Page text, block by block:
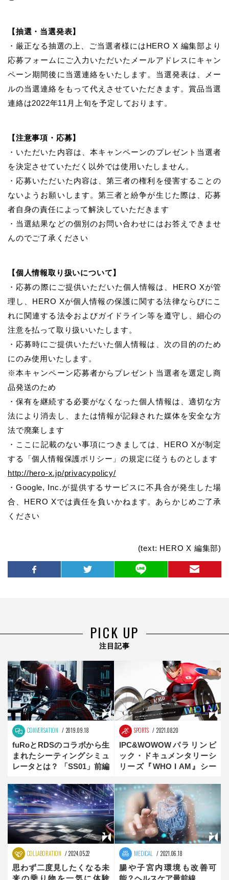
【抽選・当選発表】
・厳正なる抽選の上、ご当選者様にはHERO X 編集部より
応募フォームにご入力いただいたメールアドレスにキャン
ペーン期間後に当選連絡をいたします。当選発表は、メー
ルの当選連絡をもって代えさせていただきます。賞品当選
連絡は2022年11月上旬を予定しております。
【注意事項・応募】
・いただいた内容は、本キャンペーンのプレゼント当選者
を決定させていただく以外では使用いたしません。
・応募いただいた内容は、第三者の権利を侵害することの
ないようお願いします。第三者と紛争が生じた際は、応募
者自身の責任によって解決していただきます
・当選結果などの個別のお問い合わせにはお答えできませ
んのでご了承ください
【個人情報取り扱いについて】
・応募の際にご提供いただいた個人情報は、HERO Xが管
理し、HERO Xが個人情報の保護に関する法律ならびにこ
れに関連する法令およびガイドライン等を遵守し、細心の
注意を払って取り扱いいたします。
・応募時にご提供いただいた個人情報は、次の目的のため
にのみ使用いたします。
※本キャンペーン応募者からプレゼント当選者を選定し商
品発送のため
・保有を継続する必要がなくなった個人情報は、適切な方
法により消去し、または情報が記録された媒体を安全な方
法で廃棄します
・ここに記載のない事項につきましては、HERO Xが制定
する「個人情報保護ポリシー」の規定に従うものとします
http://hero-x.jp/privacypolicy/
・Google, Inc.が提供するサービスに不具合が発生した場
合、HERO Xでは責任を負いかねます。あらかじめご了承
ください
(text: HERO X 編集部)
PICK UP
注目記事
CONVERSATION 2019.09.18
fuRoとRDSのコラボから生
まれたシーティングシミュ
レータとは？ 「SS01」前編
SPORTS 2021.08.20
IPC&WOWOWパラリンピ
ック・ドキュメンタリーシ
リーズ『WHO I AM』シー
COLLABORATION 2024.05.22
思わず二度見したくなる未
MEDICAL 2021.06.18
腸や子宮内環境も改善可